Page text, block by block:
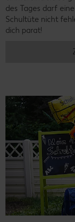
des Tages darf
Schultüte nicht
dich parat!